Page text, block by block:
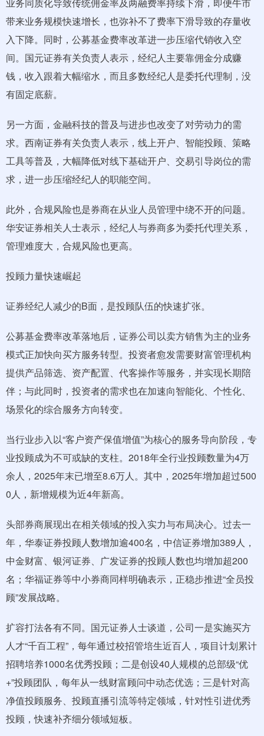
业务同质化导致传统佣金率及两融费率持续下滑，即便牛市
带来业务规模快速增长，也弥补不了费率下滑导致的存量收
入下降。同时，公募基金费率改革进一步压缩代销收入空
间。国元证券有关负责人表示，经纪人主要靠佣金分成赚
钱，收入跟着大幅缩水，而且多数经纪人是委托代理制，没
有固定底薪。
另一方面，金融科技的普及与进步也改变了对劳动力的需
求。西南证券有关负责人表示，线上开户、智能投顾、策略
工具等普及，大幅降低对线下基础开户、交易引导岗位的需
求，进一步压缩经纪人的职能空间。
此外，合规风险也是券商在从业人员管理中绕不开的问题。
华安证券相关人士表示，经纪人与券商多为委托代理关系，
管理难度大，合规风险也更高。
投顾力量快速崛起
证券经纪人减少的B面，是投顾队伍的快速扩张。
公募基金费率改革落地后，证券公司以卖方销售为主的业务
模式正加快向买方服务转型。投资者愈发需要财富管理机构
提供产品筛选、资产配置、代客操作等服务，并实现长期陪
伴；与此同时，投资者的需求也在加速向智能化、个性化、
场景化的综合服务方向转变。
当行业步入以“客户资产保值增值”为核心的服务导向阶段，专
业投顾成为不可或缺的支柱。2018年全行业投顾数量为4万
余人，2025年末已增至8.6万人。其中，2025年增加超过500
0人，新增规模为近4年新高。
头部券商展现出在相关领域的投入实力与布局决心。过去一
年，华泰证券投顾人数增加逾400名，中信证券增加389人，
中金财富、银河证券、广发证券的投顾人数也均增加超200
名；华福证券等中小券商同样明确表示，正稳步推进“全员投
顾”发展战略。
扩容打法各有不同。国元证券人士谈道，公司一是实施买方
人才“千百工程”，每年通过校招管培生近百人，项目计划累计
招聘培养1000名优秀投顾；二是创设40人规模的总部级“优
+”投顾团队，每年从一线财富顾问中动态优选；三是针对高
净值投顾服务、投顾直播引流等特定领域，针对性引进优秀
投顾，快速补齐细分领域短板。